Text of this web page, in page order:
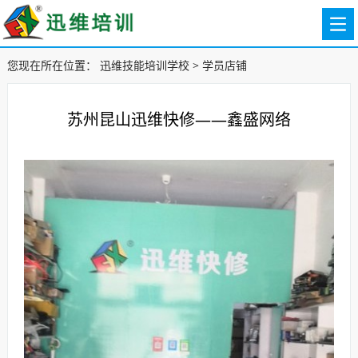
您现在所在位置： 迅维技能培训学校> 学员店铺
苏州昆山迅维快修——鑫盛网络